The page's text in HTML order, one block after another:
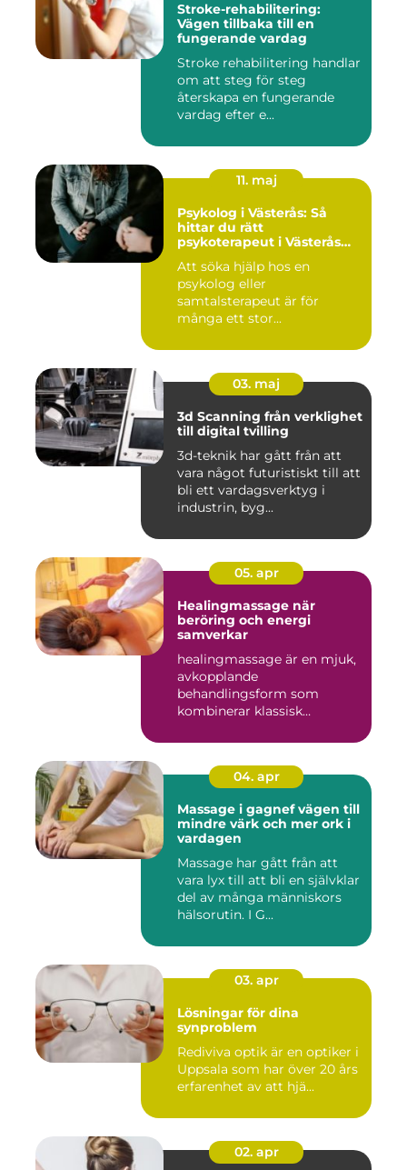
Stroke-rehabilitering:
Vägen tillbaka till en
fungerande vardag
Stroke rehabilitering handlar
om att steg för steg
återskapa en fungerande
vardag efter e...
11. maj
Psykolog i Västerås: Så
hittar du rätt
psykoterapeut i Västerås
Att söka hjälp hos en
psykolog eller
samtalsterapeut är för
många ett stor...
03. maj
3d Scanning från verklighet
till digital tvilling
3d-teknik har gått från att
vara något futuristiskt till att
bli ett vardagsverktyg i
industrin, byg...
05. apr
Healingmassage när
beröring och energi
samverkar
healingmassage är en mjuk,
avkopplande
behandlingsform som
kombinerar klassisk
04. apr
Massage i gagnef vägen till
mindre värk och mer ork i
vardagen
Massage har gått från att
vara lyx till att bli en självklar
del av många människors
hälsorutin. I G...
03. apr
Lösningar för dina
synproblem
Rediviva optik är en optiker i
Uppsala som har över 20 års
erfarenhet av att hjä...
02. apr